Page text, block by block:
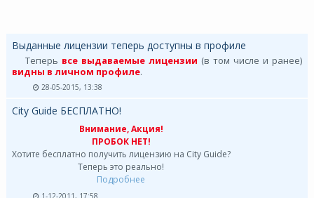
Выданные лицензии теперь доступны в профиле
Теперь все выдаваемые лицензии (в том числе и ранее)
видны в личном профиле.
28-05-2015, 13:38
City Guide БЕСПЛАТНО!
Внимание, Акция!
ПРОБОК НЕТ!
Хотите бесплатно получить лицензию на City Guide?
Теперь это реально!
Подробнее